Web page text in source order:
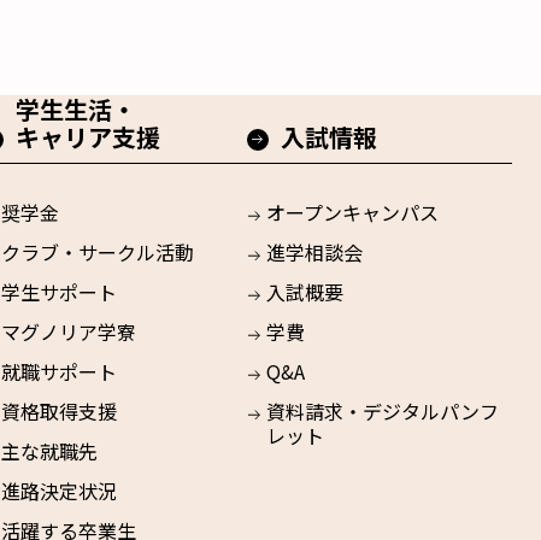
学生生活・
キャリア支援
奨学金
クラブ・サークル活動
学生サポート
マグノリア学寮
就職サポート
資格取得支援
主な就職先
進路決定状況
活躍する卒業生
入試情報
オープンキャンパス
進学相談会
入試概要
学費
Q&A
資料請求・デジタルパンフ
レット